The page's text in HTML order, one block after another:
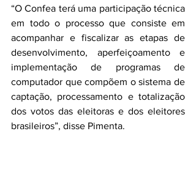
“O Confea terá uma participação técnica
em todo o processo que consiste em
acompanhar e fiscalizar as etapas de
desenvolvimento, aperfeiçoamento e
implementação de programas de
computador que compõem o sistema de
captação, processamento e totalização
dos votos das eleitoras e dos eleitores
brasileiros”, disse Pimenta.